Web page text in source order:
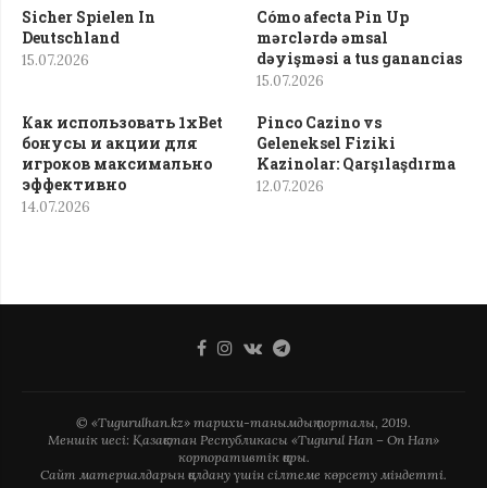
Sicher Spielen In
Deutschland
15.07.2026
Cómo afecta Pin Up
mərclərdə əmsal
dəyişməsi a tus ganancias
15.07.2026
Как использовать 1xBet
бонусы и акции для
игроков максимально
эффективно
14.07.2026
Pinco Cazino vs
Geleneksel Fiziki
Kazinolar: Qarşılaşdırma
12.07.2026
© «Tugurulhan.kz» тарихи-танымдық порталы, 2019.
Меншік иесі: Қазақстан Республикасы «Tugurul Han – On Han»
корпоративтік қоры.
Сайт материалдарын қолдану үшін сілтеме көрсету міндетті.